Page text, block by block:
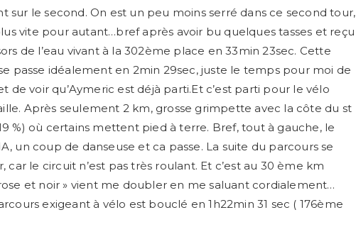
sur le second. On est un peu moins serré dans ce second tour,
vite pour autant…bref après avoir bu quelques tasses et reçu
de l’eau vivant à la 302ème place en 33min 23sec. Cette
passe idéalement en 2min 29sec, juste le temps pour moi de
de voir qu’Aymeric est déjà parti.Et c’est parti pour le vélo
Après seulement 2 km, grosse grimpette avec la côte du st
%) où certains mettent pied à terre. Bref, tout à gauche, le
un coup de danseuse et ca passe. La suite du parcours se
car le circuit n’est pas très roulant. Et c’est au 30 ème km
et noir » vient me doubler en me saluant cordialement…
exigeant à vélo est bouclé en 1h22min 31 sec ( 176ème